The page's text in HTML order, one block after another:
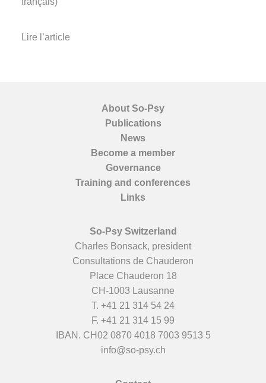
Lire l’article
About So-Psy
Publications
News
Become a member
Governance
Training and conferences
Links
So-Psy Switzerland
Charles Bonsack, president
Consultations de Chauderon
Place Chauderon 18
CH-1003 Lausanne
T. +41 21 314 54 24
F. +41 21 314 15 99
IBAN. CH02 0870 4018 7003 9513 5
info@so-psy.ch